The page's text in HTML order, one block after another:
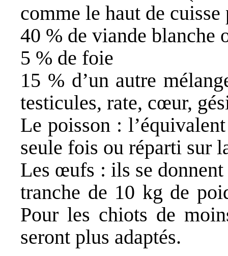
comme le haut de
40 % de viande blanche
5 % de foie
15 % d’un autre
testicules, rate, cœur,
Le poisson :
seule fois ou réparti sur
Les œufs : ils se
tranche de 10 kg de
Pour les chiots de
seront plus adaptés.